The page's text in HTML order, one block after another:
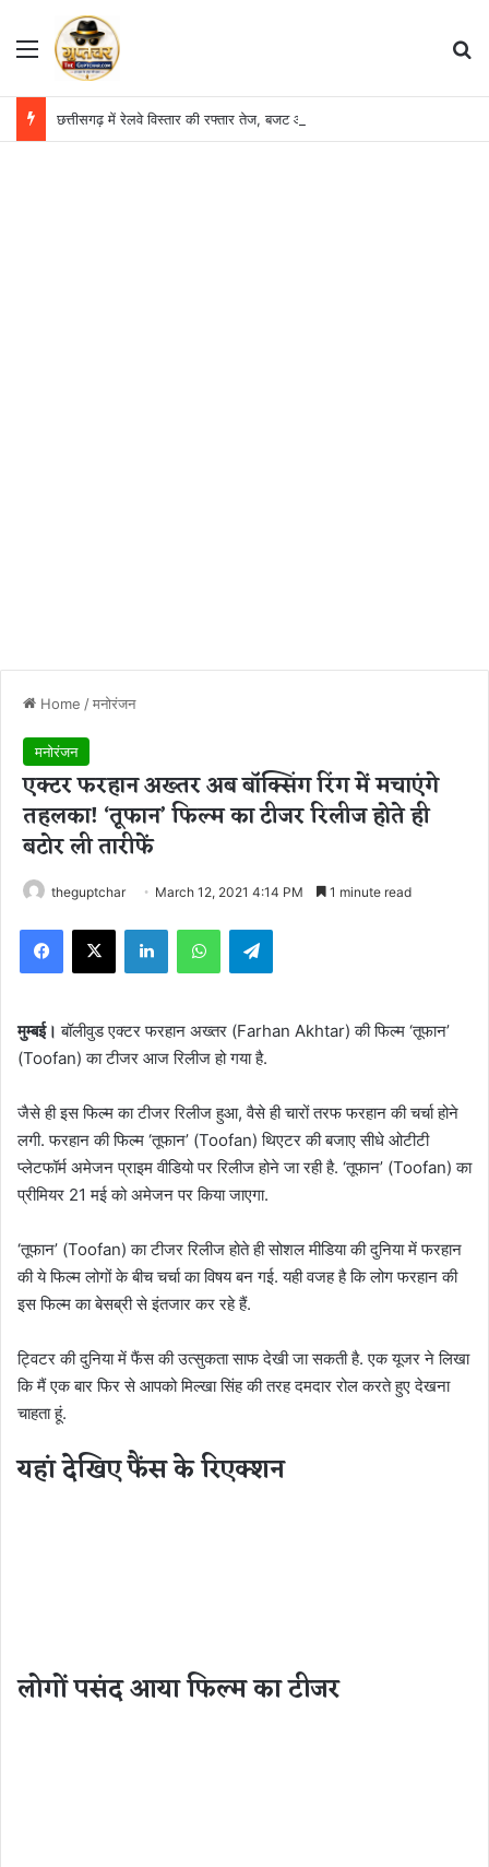
Menu
Home /मनोरंजन
मनोरंजन
एक्टर फरहान अख्तर अब बॉक्सिंग रिंग में मचाएंगे
तहलका! ‘तूफान’ फिल्म का टीजर रिलीज होते ही
बटोर ली तारीफें
theguptchar March 12, 2021 4:14 PM 1 minute read
मुम्बई।बॉलीवुड एक्टर फरहान अख्तर (Farhan Akhtar) की फिल्म ‘तूफान’
(Toofan) का टीजर आज रिलीज हो गया है.
जैसे ही इस फिल्म का टीजर रिलीज हुआ, वैसे ही चारों तरफ फरहान की चर्चा होने
लगी. फरहान की फिल्म ‘तूफान’ (Toofan) थिएटर की बजाए सीधे ओटीटी
प्लेटफॉर्म अमेजन प्राइम वीडियो पर रिलीज होने जा रही है. ‘तूफान’ (Toofan) का
प्रीमियर 21 मई को अमेजन पर किया जाएगा.
‘तूफान’ (Toofan) का टीजर रिलीज होते ही सोशल मीडिया की दुनिया में फरहान
की ये फिल्म लोगों के बीच चर्चा का विषय बन गई. यही वजह है कि लोग फरहान की
इस फिल्म का बेसब्री से इंतजार कर रहे हैं.
ट्विटर की दुनिया में फैंस की उत्सुकता साफ देखी जा सकती है. एक यूजर ने लिखा
कि मैं एक बार फिर से आपको मिल्खा सिंह की तरह दमदार रोल करते हुए देखना
चाहता हूं.
यहां देखिए फैंस के रिएक्शन
लोगों पसंद आया फिल्म का टीजर